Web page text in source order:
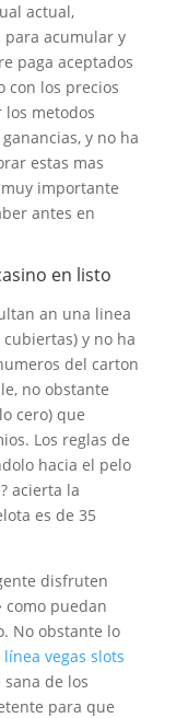
actual,
para acumular y
paga aceptados
con los precios
metodos
y no ha
estas mas
importante
antes en
en listo
an una linea
y no ha
del carton
no obstante
cero) que
Los reglas de
hacia el pelo
acierta la
es de 35
disfruten
puedan
No obstante lo
línea vegas slots
de los
para que